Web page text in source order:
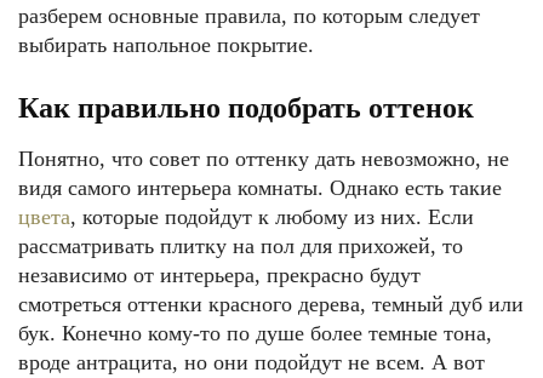
разберем основные правила, по которым следует
выбирать напольное покрытие.
Как правильно подобрать оттенок
Понятно, что совет по оттенку дать невозможно, не
видя самого интерьера комнаты. Однако есть такие
цвета, которые подойдут к любому из них. Если
рассматривать плитку на пол для прихожей, то
независимо от интерьера, прекрасно будут
смотреться оттенки красного дерева, темный дуб или
бук. Конечно кому-то по душе более темные тона,
вроде антрацита, но они подойдут не всем. А вот